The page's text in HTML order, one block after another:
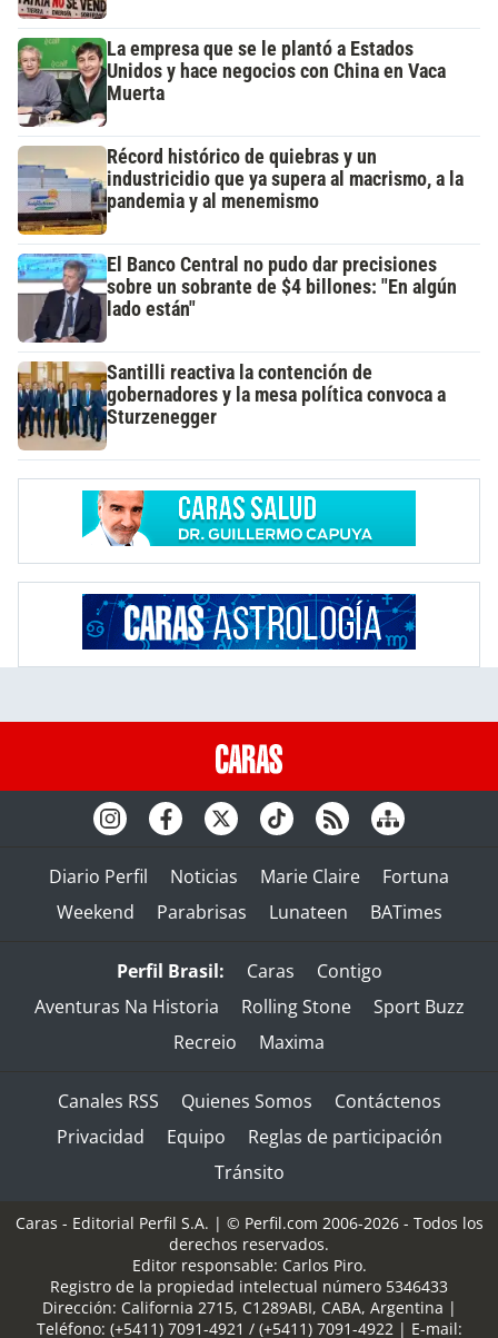
La empresa que se le plantó a Estados
Unidos y hace negocios con China en Vaca
Muerta
Récord histórico de quiebras y un
industricidio que ya supera al macrismo, a la
pandemia y al menemismo
El Banco Central no pudo dar precisiones
sobre un sobrante de $4 billones: "En algún
lado están"
Santilli reactiva la contención de
gobernadores y la mesa política convoca a
Sturzenegger
Diario Perfil Noticias Marie Claire
Fortuna
Weekend
Parabrisas Lunateen BATimes
Perfil Brasil: Caras
Contigo
Aventuras Na Historia
Rolling Stone
Sport Buzz
Recreio
Maxima
Canales RSS Quienes Somos
Contáctenos
Privacidad
Equipo
Reglas de participación
Tránsito
Caras - Editorial Perfil S.A. | © Perfil.com 2006-2026 - Todos los
derechos reservados.
Editor responsable: Carlos Piro.
Registro de la propiedad intelectual número 5346433
Dirección: California 2715, C1289ABI, CABA, Argentina |
Teléfono: (+5411) 7091-4921 / (+5411) 7091-4922| E-mail: